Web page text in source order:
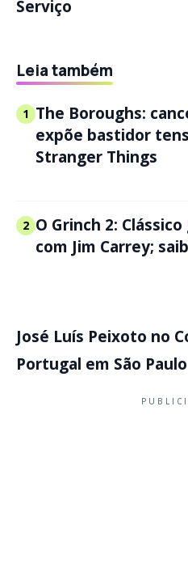
Serviço
Leia também
1 The Boroughs:
expõe bastidor
Stranger Things
2 O Grinch 2:
com Jim Carrey;
José Luís Peixoto no
Portugal em São Paulo